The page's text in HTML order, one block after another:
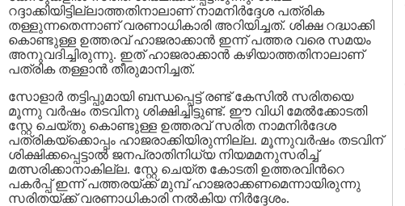
റദ്ദാക്കിയിട്ടില്ലാത്തതിനാലാണ് നാമനിര്‍ദ്ദേശ പത്രിക
തള്ളുന്നതെന്നാണ് വരണാധികാരി അറിയിച്ചത്. ശിക്ഷ റദ്ധാക്കി
കൊണ്ടുള്ള ഉത്തരവ് ഹാജരാക്കാൻ ഇന്ന് പത്തര വരെ സമയം
അനുവദിച്ചിരുന്നു. ഇത് ഹാജരാക്കാൻ കഴിയാത്തതിനാലാണ്
പത്രിക തള്ളാൻ തീരുമാനിച്ചത്.
സോളാർ തട്ടിപ്പുമായി ബന്ധപ്പെട്ട് രണ്ട് കേസിൽ സരിതയെ
മൂന്നു വർഷം തടവിനു ശിക്ഷിച്ചിട്ടുണ്ട്. ഈ വിധി മേൽക്കോടതി
സ്റ്റേ ചെയ്തു കൊണ്ടുള്ള ഉത്തരവ് സരിത നാമനിർദേശ
പത്രികയ്ക്കൊപ്പം ഹാജരാക്കിയിരുന്നില്ല. മൂന്നുവർഷം തടവിന്
ശിക്ഷിക്കപ്പെട്ടാൽ ജനപ്രാതിനിധ്യ നിയമമനുസരിച്ച്
മത്സരിക്കാനാകില്ല. സ്റ്റേ ചെയ്ത കോടതി ഉത്തരവിന്‍റെ
പകർപ്പ് ഇന്ന് പത്തരയ്ക്ക് മുമ്പ് ഹാജരാക്കണമെന്നായിരുന്നു
സരിതയ്ക്ക് വരണാധികാരി നൽകിയ നിർദ്ദേശം.